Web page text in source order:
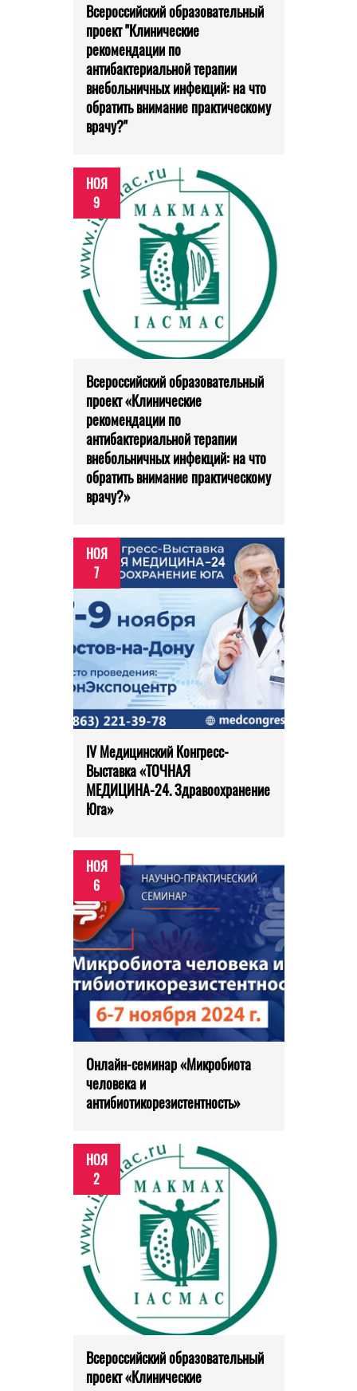
Всероссийский образовательный
проект "Клинические
рекомендации по
антибактериальной терапии
внебольничных инфекций: на что
обратить внимание практическому
врачу?"
НОЯ
9
Всероссийский образовательный
проект «Клинические
рекомендации по
антибактериальной терапии
внебольничных инфекций: на что
обратить внимание практическому
врачу?»
НОЯ
7
IV Медицинский Конгресс-
Выставка «ТОЧНАЯ
МЕДИЦИНА-24. Здравоохранение
Юга»
НОЯ
6
Онлайн-семинар «Микробиота
человека и
антибиотикорезистентность»
НОЯ
2
Всероссийский образовательный
проект «Клинические